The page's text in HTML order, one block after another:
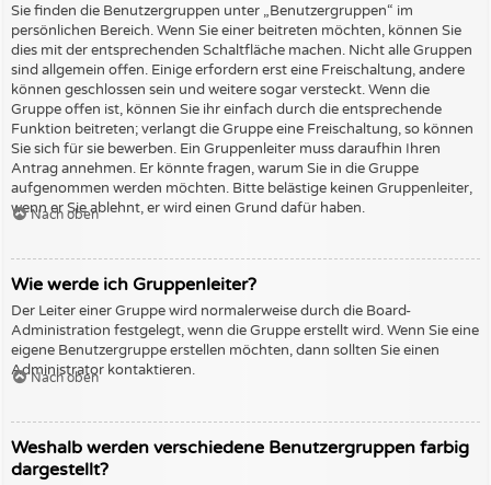
Sie finden die Benutzergruppen unter „Benutzergruppen“ im
persönlichen Bereich. Wenn Sie einer beitreten möchten, können Sie
dies mit der entsprechenden Schaltfläche machen. Nicht alle Gruppen
sind allgemein offen. Einige erfordern erst eine Freischaltung, andere
können geschlossen sein und weitere sogar versteckt. Wenn die
Gruppe offen ist, können Sie ihr einfach durch die entsprechende
Funktion beitreten; verlangt die Gruppe eine Freischaltung, so können
Sie sich für sie bewerben. Ein Gruppenleiter muss daraufhin Ihren
Antrag annehmen. Er könnte fragen, warum Sie in die Gruppe
aufgenommen werden möchten. Bitte belästige keinen Gruppenleiter,
wenn er Sie ablehnt, er wird einen Grund dafür haben.
Nach oben
Wie werde ich Gruppenleiter?
Der Leiter einer Gruppe wird normalerweise durch die Board-
Administration festgelegt, wenn die Gruppe erstellt wird. Wenn Sie eine
eigene Benutzergruppe erstellen möchten, dann sollten Sie einen
Administrator kontaktieren.
Nach oben
Weshalb werden verschiedene Benutzergruppen farbig
dargestellt?